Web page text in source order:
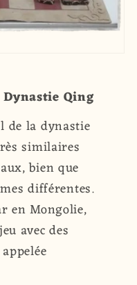
Dynastie Qing
de la dynastie
similaires
bien que
différentes.
en Mongolie,
avec des